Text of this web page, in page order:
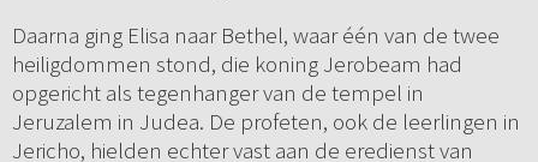
Daarna ging Elisa naar Bethel, waar één van de twee
heiligdommen stond, die koning Jerobeam had
opgericht als tegenhanger van de tempel in
Jeruzalem in Judea. De profeten, ook de leerlingen in
Jericho, hielden echter vast aan de eredienst van